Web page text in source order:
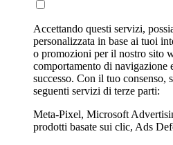
Accettando questi servizi,
personalizzata in base ai tuoi
o promozioni per il nostro sito
comportamento di navigazione
successo. Con il tuo consenso,
seguenti servizi di terze parti:
Meta-Pixel, Microsoft
prodotti basate sui clic, Ads